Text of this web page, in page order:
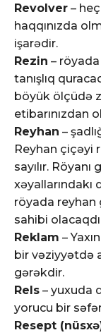
Revolver –
haqqınızda
işarədir.
Rezin –
tanışlıq
böyük ölçüdə
etibarınızdan
Reyhan –
Reyhan çiçəyi
sayılır.
xəyallarındakı
röyada
sahibi
Reklam –
bir vəziyyətdə
gərəkdir.
Rels – yuxuda
yorucu bir
Resept